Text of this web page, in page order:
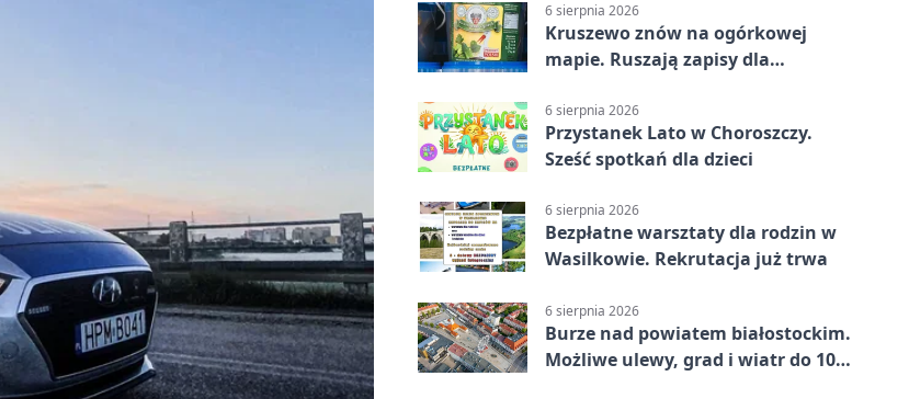
6 sierpnia 2026
Kruszewo znów na ogórkowej
mapie. Ruszają zapisy dla
6 sierpnia 2026
Przystanek Lato w Choroszczy.
Sześć spotkań dla dzieci
6 sierpnia 2026
Bezpłatne warsztaty dla rodzin w
Wasilkowie. Rekrutacja już trwa
6 sierpnia 2026
Burze nad powiatem białostockim.
Możliwe ulewy, grad i wiatr do 100